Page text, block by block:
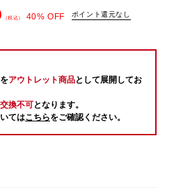
（税込） 40% OFF ポイント還元なし
アウトレット商品として展開してお
換不可となります。
てはこちらをご確認ください。